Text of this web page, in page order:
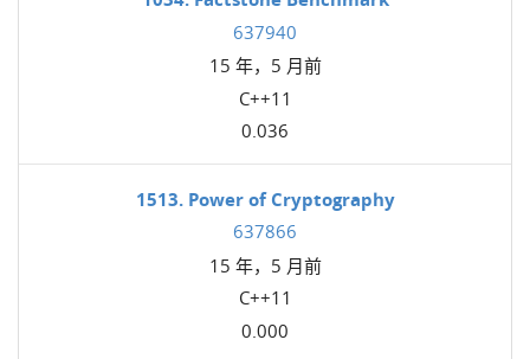
637940
15 年，5 月前
C++11
0.036
1513. Power of Cryptography
637866
15 年，5 月前
C++11
0.000